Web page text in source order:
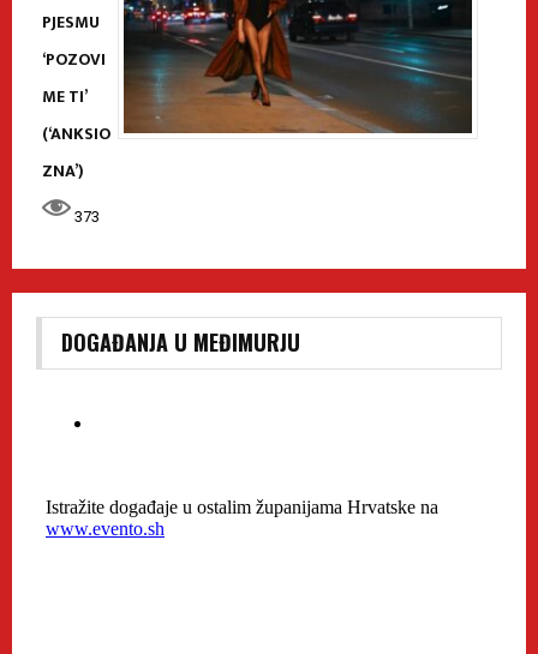
PJESMU
‘POZOVI
ME TI’
(‘ANKSIO
ZNA’)
373
DOGAĐANJA U MEĐIMURJU